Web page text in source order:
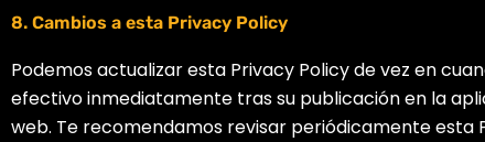
8. Cambios a esta Privacy Policy
Podemos actualizar esta Privacy Policy de vez en
efectivo inmediatamente tras su publicación en la
web. Te recomendamos revisar periódicamente esta